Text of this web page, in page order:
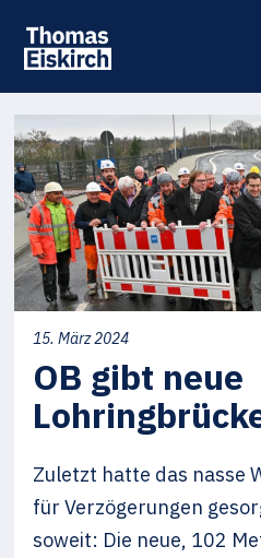
15. März 2024
OB gibt neue
Zuletzt hatte das nasse
für Verzögerungen
soweit: Die neue, 102